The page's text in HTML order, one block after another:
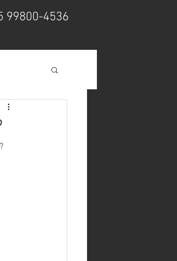
99800-4536